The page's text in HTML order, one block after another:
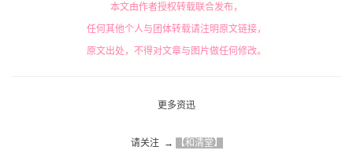
本文由作者授权转载联合发布，
任何其他个人与团体转载请注明原文链接，
原文出处，不得对文章与图片做任何修改。
更多资迅
请关注  → 【和清堂】